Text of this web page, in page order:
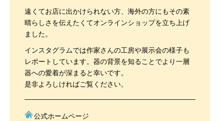
遠くてお店に出かけられない方、海外の方にもその素
晴らしさを伝えたくてオンラインショップを立ち上げ
ました。
インスタグラムでは作家さんの工房や展示会の様子も
レポートしています。器の背景を知ることでより一層
器への愛着が深まると幸いです。
是非よろしければご覧ください。
公式ホームページ